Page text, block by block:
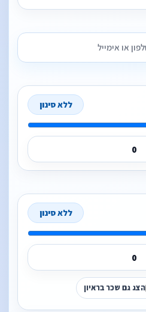
ללא סינון
ללא סינון
הצג גם שכר בראיון